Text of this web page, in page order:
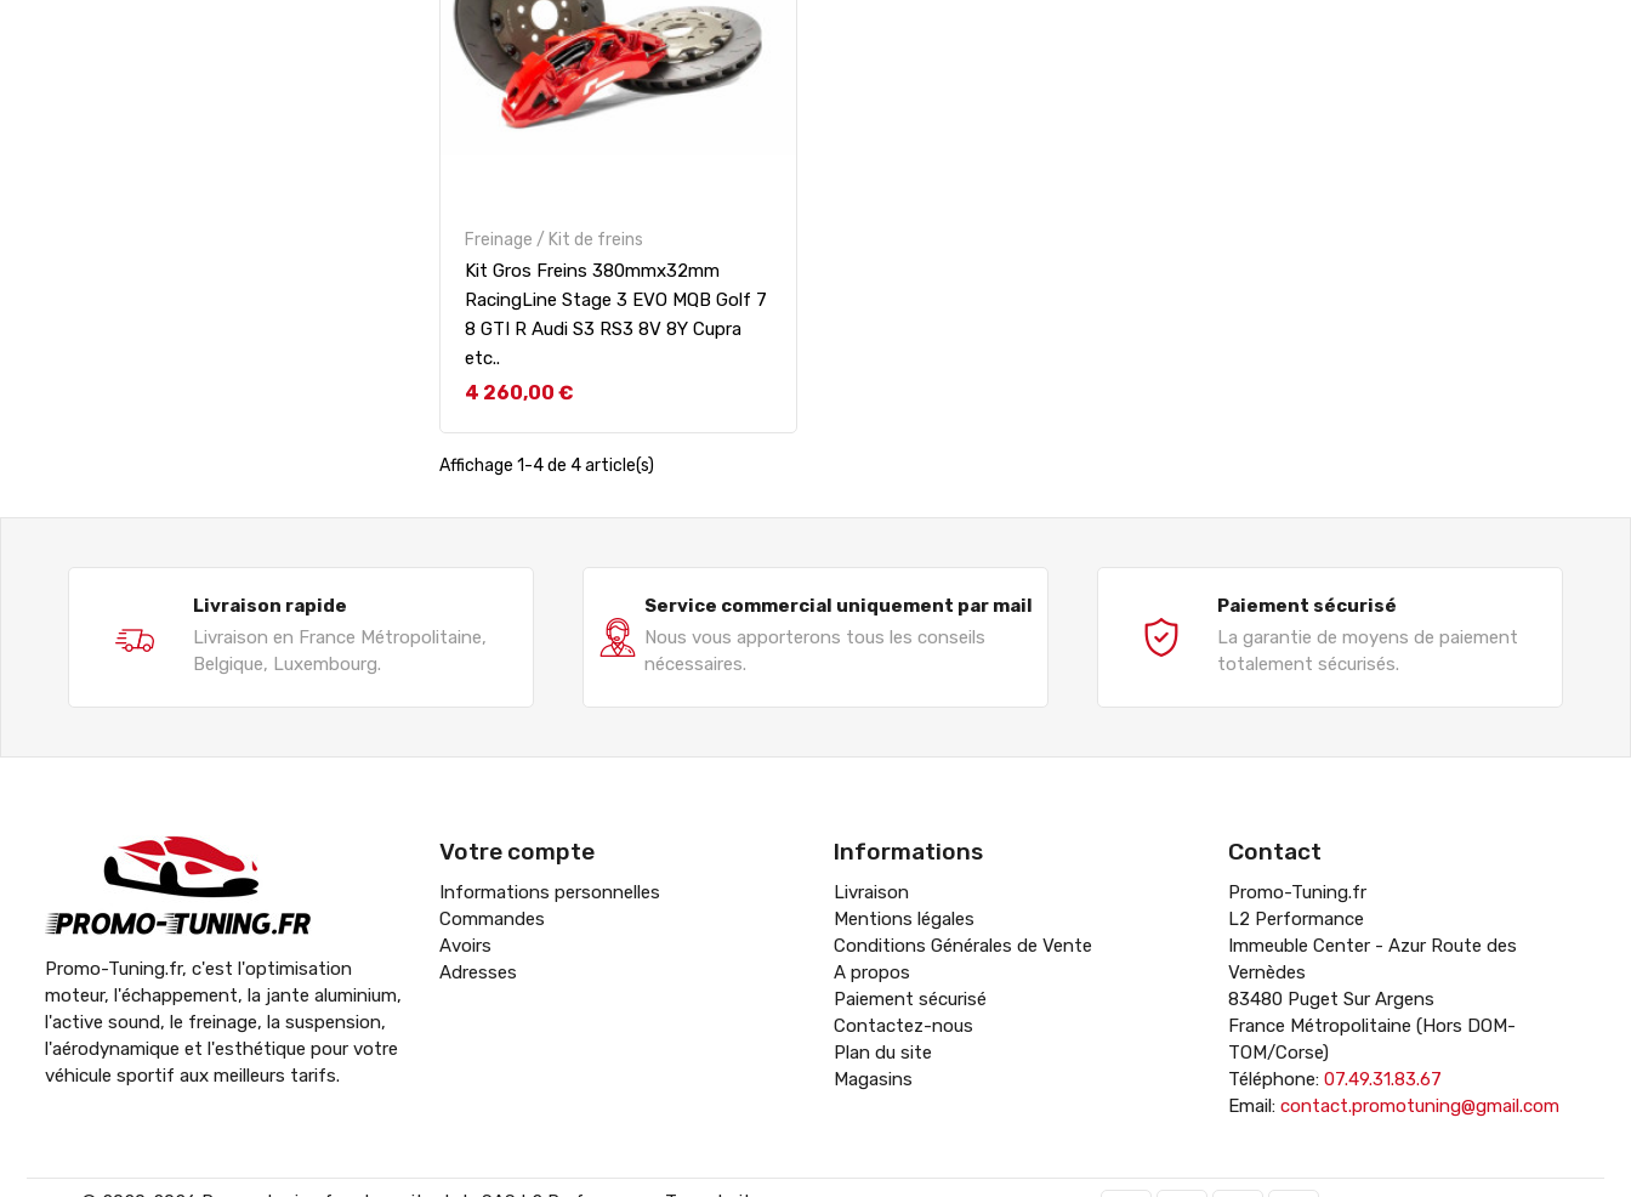
Freinage / Kit de freins
Kit Gros Freins 380mmx32mm
RacingLine Stage 3 EVO MQB Golf 7
8 GTI R Audi S3 RS3 8V 8Y Cupra
etc..
Prix
4 260,00 €
Affichage 1-4 de 4 article(s)
Livraison rapide
Livraison en France Métropolitaine,
Belgique, Luxembourg.
Service commercial uniquement par mail
Nous vous apporterons tous les conseils
nécessaires.
Paiement sécurisé
La garantie de moyens de paiement
totalement sécurisés.
Promo-Tuning.fr, c'est l'optimisation
moteur, l'échappement, la jante aluminium,
l'active sound, le freinage, la suspension,
l'aérodynamique et l'esthétique pour votre
véhicule sportif aux meilleurs tarifs.
Votre compte
Informations personnelles
Commandes
Avoirs
Adresses
Informations
Livraison
Mentions légales
Conditions Générales de Vente
A propos
Paiement sécurisé
Contactez-nous
Plan du site
Magasins
Contact
Promo-Tuning.fr
L2 Performance
Immeuble Center - Azur Route des
Vernèdes
83480 Puget Sur Argens
France Métropolitaine (Hors DOM-
TOM/Corse)
Téléphone: 07.49.31.83.67
Email: contact.promotuning@gmail.com